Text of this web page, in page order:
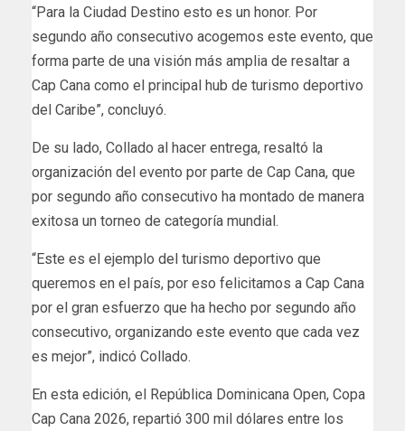
“Para la Ciudad Destino esto es un honor. Por
segundo año consecutivo acogemos este evento, que
forma parte de una visión más amplia de resaltar a
Cap Cana como el principal hub de turismo deportivo
del Caribe”, concluyó.
De su lado, Collado al hacer entrega, resaltó la
organización del evento por parte de Cap Cana, que
por segundo año consecutivo ha montado de manera
exitosa un torneo de categoría mundial.
“Este es el ejemplo del turismo deportivo que
queremos en el país, por eso felicitamos a Cap Cana
por el gran esfuerzo que ha hecho por segundo año
consecutivo, organizando este evento que cada vez
es mejor”, indicó Collado.
En esta edición, el República Dominicana Open, Copa
Cap Cana 2026, repartió 300 mil dólares entre los